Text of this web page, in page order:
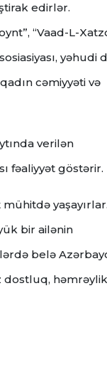
edirlər.
“Vaad-L-
yəhudi
cəmiyyəti və
verilən
fəaliyyət göstərir.
bir ailənin
belə
dostluq,